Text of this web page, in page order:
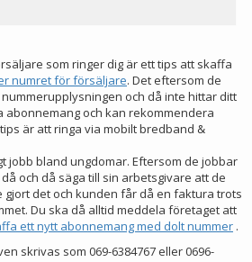
som ringer dig är ett tips att skaffa
numret för försäljare. Det eftersom de
och då inte hittar ditt
abonnemang och kan rekommendera
är att ringa via mobilt bredband &
jobb bland ungdomar. Eftersom de jobbar
och då säga till sin arbetsgivare att de
gjort det och kunden får då en faktura trots
Du ska då alltid meddela företaget att
ett nytt abonnemang med dolt nummer .
skrivas som 069-6384767 eller 0696-